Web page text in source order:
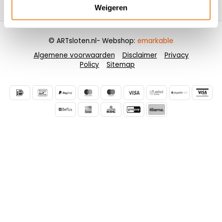
Weigeren
Contactgegevens
Algemene voorwaarden Disclaimer
Privacy
Policy
Sitemap
© ARTsloten.nl- Webshop: emarkable